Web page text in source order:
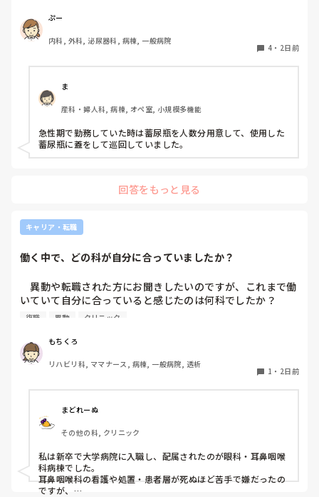
物処理室に持っていくという非効率な方法になってます。尿
破棄人数は10人近くになるので病室と汚物処理室を10往復
する形に。結果尿破棄に時間がかかってます。
ットしワゴン下段に乗せて破棄していき最後まとめて汚物処
理室で破棄してたのでその方法はダメなのか？と疑問抱いて
ます。もちろん汚物見えないようワゴンにカバーする等対策
して。
皆さんの病棟ではどのような方法取られてますか？
ぷー
内科, 外科, 泌尿器科, 病棟, 一般病院
4 ・ 2日前
ま
産科・婦人科, 病棟, オペ室, 小規模多機能
急性期で勤務していた時は蓄尿瓶を人数分用意して、使用した
蓄尿瓶に蓋をして巡回していました。
回答をもっと見る
キャリア・転職
働く中で、どの科が自分に合っていましたか？
異動や転職された方にお聞きしたいのですが、これまで働
いていて自分に合っていると感じたのは何科でしたか？
また、どんなところが合っていると感じましたか？
私はこれまで脳神経外科、リハビリ科、透析室と経験しまし
たが、どこもしっくり来なくて悩んでいます…。次回の転職
の参考にさせていただきたいです😭
復職 異動 クリニック
もちくろ
リハビリ科, ママナース, 病棟, 一般病院, 透析
1 ・ 2日前
まどれーぬ
その他の科, クリニック
私は新卒で大学病院に入職し、配属されたのが眼科・耳鼻咽喉
科病棟でした。
耳鼻咽喉科の看護や処置・患者層が死ぬほど苦手で嫌だったの
ですが、